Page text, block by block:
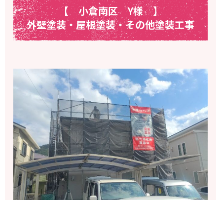
【 小倉南区 Y様】
外壁塗装・屋根塗装・その他塗装工事